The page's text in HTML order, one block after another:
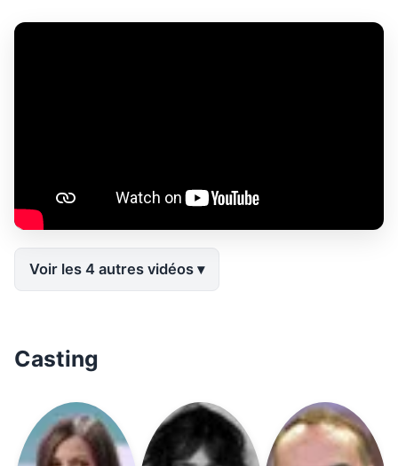
Voir les 4 autres vidéos
Casting